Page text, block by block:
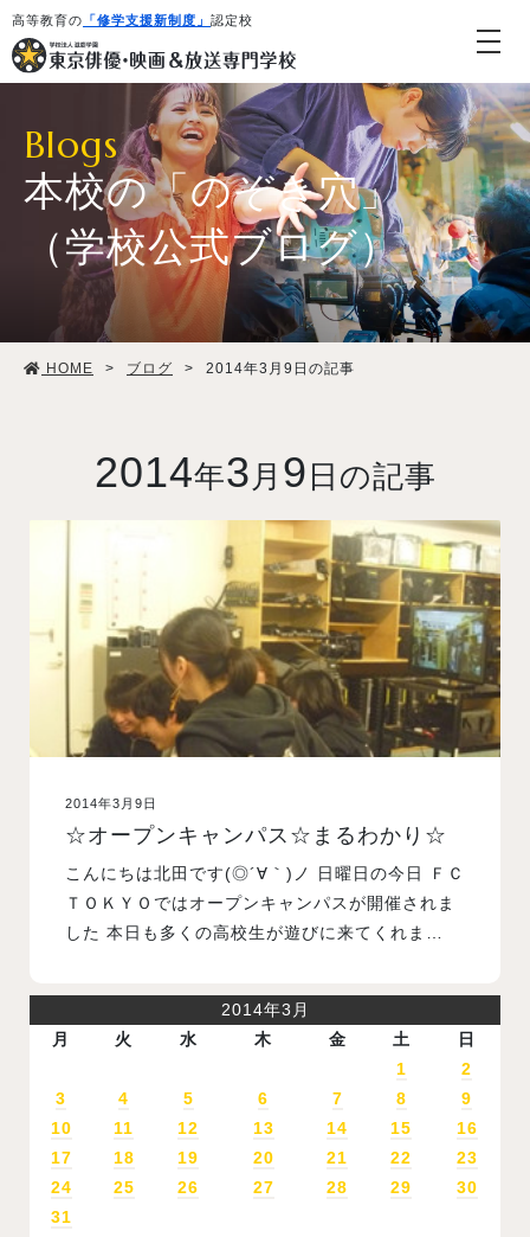
高等教育の 「修学支援新制度」 認定校
学校紹介・教育システム
学生生活
入試案内
学校情報
オープンキャンパス
訪問者別メニュー
Blogs
本校の「のぞき穴」
（学校公式ブログ）
HOME > ブログ > 2014年3月9日の記事
2014年3 月 9 日の記事
2014年3月9日
☆オープンキャンパス☆まるわかり☆
こんにちは北田です(◎´∀｀)ノ 日曜日の今日 ＦＣ
ＴＯＫＹＯではオープンキャンパスが開催されま
した 本日も多くの高校生が遊びに来てくれま…
2014年3月
月
火 水 木 金 土 日
1
2
3
4 5 6 7 8
9
10
11 12 13 14 15
16
17
18 19 20 21 22
23
24
25 26 27 28 29
30
31